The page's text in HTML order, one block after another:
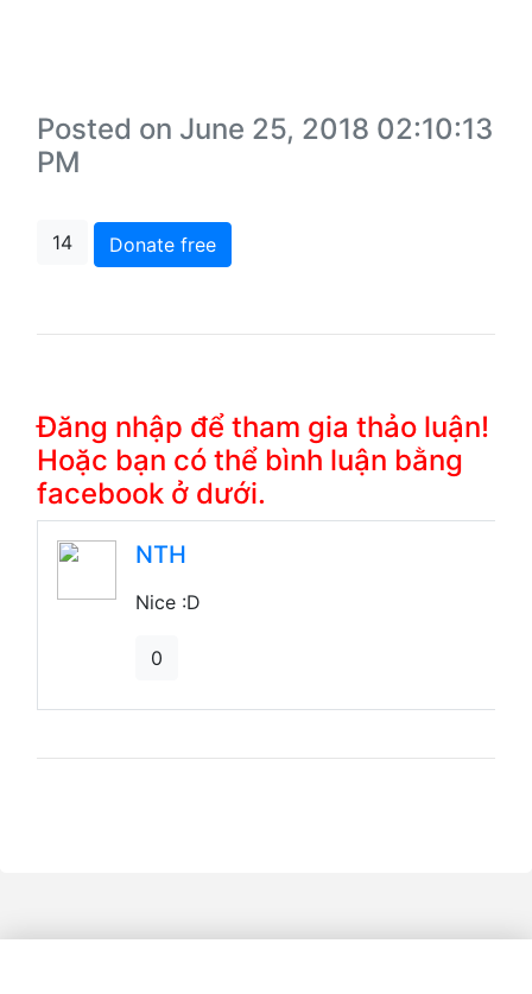
Posted on June 25, 2018 02:10:13
PM
14 Donate free
Đăng nhập để tham gia thảo luận!
Hoặc bạn có thể bình luận bằng
facebook ở dưới.
Nice :D
0